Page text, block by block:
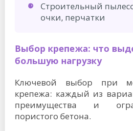
Строительный
очки, перчатки
Выбор крепежа: что
большую нагрузку
Ключевой выбор при
крепежа: каждый из
преимущества и
пористого бетона.